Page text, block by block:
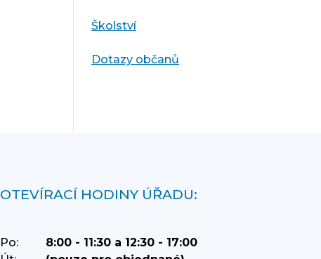
Školství
Dotazy občanů
OTEVÍRACÍ HODINY ÚŘADU:
Po:
8:00 - 11:30 a 12:30 - 17:00